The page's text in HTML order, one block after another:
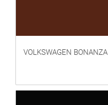
VOLKSWAGEN BONANZA